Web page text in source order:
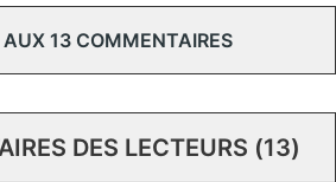
AUX 13 COMMENTAIRES
DES LECTEURS (13)